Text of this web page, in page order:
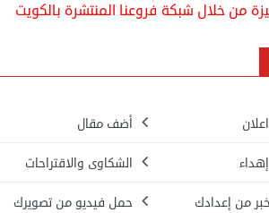
من خلال شبكة فروعنا المنتشرة بالكويت
أضف مقال
الشكاوى والاقتراحات
من إعدادك حمل فيديو من تصويرك